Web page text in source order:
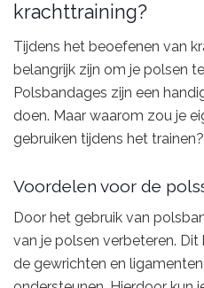
krachttraining?
Tijdens het beoefenen van
belangrijk zijn om je polsen
Polsbandages zijn een
doen. Maar waarom zou je
gebruiken tijdens het trainen?
Voordelen voor de
Door het gebruik van
van je polsen verbeteren.
de gewrichten en